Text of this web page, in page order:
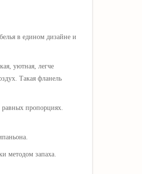
в едином дизайне и
уютная, легче
Такая фланель
пропорциях.
методом запаха.